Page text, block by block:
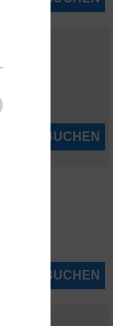
JETZT BUCHEN
JETZT BUCHEN